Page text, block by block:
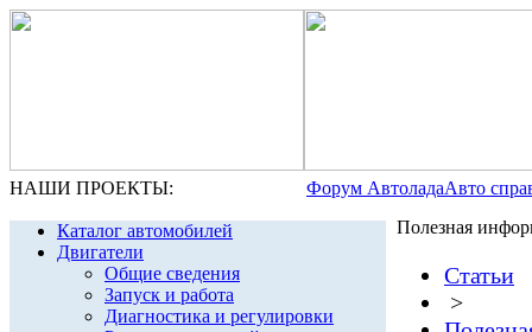
НАШИ ПРОЕКТЫ: Форум АвтоладаАвто
Каталог автомобилей
Двигатели
Общие сведения
Запуск и работа
Диагностика и регулировки
Полезная
Статьи
>